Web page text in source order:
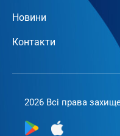
Новини
Контакти
2026 Всі права